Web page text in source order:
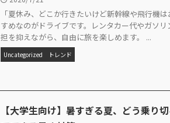
「夏休み、どこか行きたいけど新幹線や飛行
すめなのがドライブです。レンタカー代やガソ
担を抑えながら、自由に旅を楽しめます。 ...
Uncategorized トレンド
【大学生向け】暑すぎる夏、どう乗り